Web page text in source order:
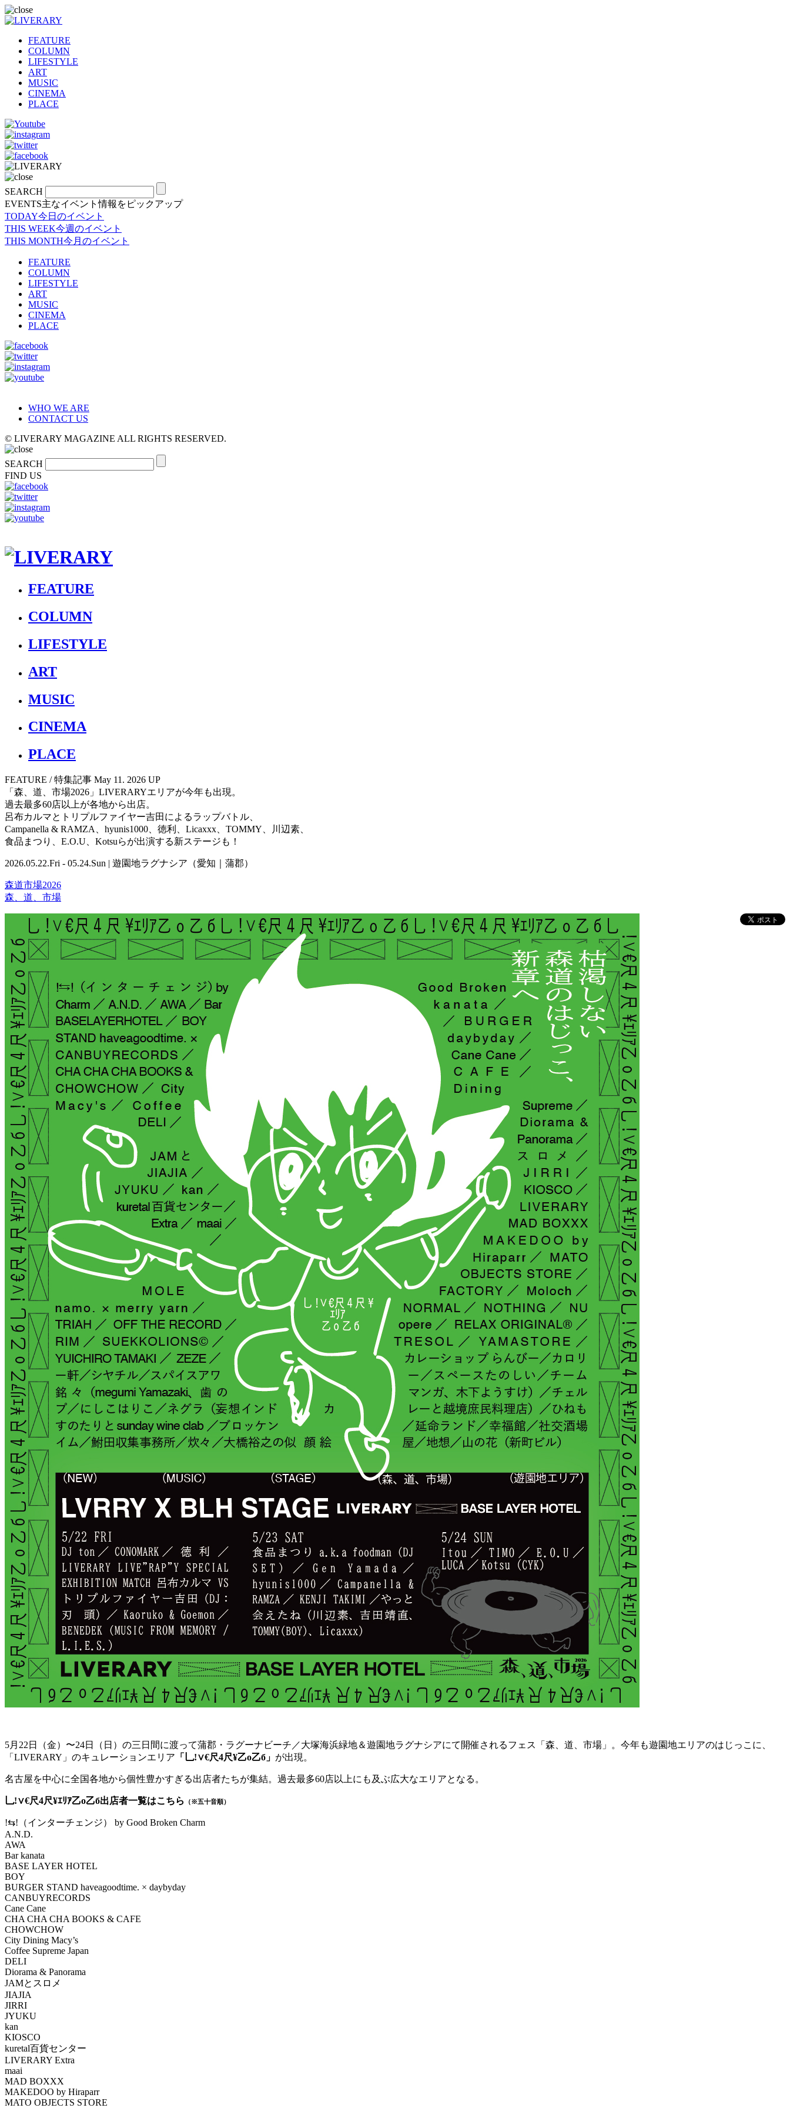
FEATURE
COLUMN
LIFESTYLE
ART
MUSIC
CINEMA
PLACE
SEARCH
EVENTS主なイベント情報をピックアップ
TODAY今日のイベント
THIS WEEK今週のイベント
THIS MONTH今月のイベント
FEATURE
COLUMN
LIFESTYLE
ART
MUSIC
CINEMA
PLACE
WHO WE ARE
CONTACT US
© LIVERARY MAGAZINE ALL RIGHTS RESERVED.
SEARCH
FIND US
FEATURE
COLUMN
LIFESTYLE
ART
MUSIC
CINEMA
PLACE
FEATURE / 特集記事 May 11. 2026 UP
「森、道、市場2026」LIVERARYエリアが今年も出現。
過去最多60店以上が各地から出店。
呂布カルマとトリプルファイヤー吉田によるラップバトル、
Campanella & RAMZA、hyunis1000、徳利、Licaxxx、TOMMY、川辺素、
食品まつり、E.O.U、Kotsuらが出演する新ステージも！
2026.05.22.Fri - 05.24.Sun | 遊園地ラグナシア（愛知｜蒲郡）
森道市場2026
森、道、市場
5月22日（金）〜24日（日）の三日間に渡って蒲郡・ラグーナビーチ／大塚海浜緑地＆遊園地ラグナシアにて開催されるフェス「森、道、市場」。今年も遊園地エリアのはじっこに、
「LIVERARY」のキュレーションエリア 「乚!∨€尺4尺¥乙o乙б」 が出現。
名古屋を中心に全国各地から個性豊かすぎる出店者たちが集結。過去最多60店以上にも及ぶ広大なエリアとなる。
乚!∨€尺4尺¥ｴﾘｱ乙o乙б出店者一覧はこちら （※五十音順）
!⇆!（インターチェンジ） by Good Broken Charm
A.N.D.
AWA
Bar kanata
BASE LAYER HOTEL
BOY
BURGER STAND haveagoodtime. × daybyday
CANBUYRECORDS
Cane Cane
CHA CHA CHA BOOKS & CAFE
CHOWCHOW
City Dining Macy’s
Coffee Supreme Japan
DELI
Diorama & Panorama
JAMとスロメ
JIAJIA
JIRRI
JYUKU
kan
KIOSCO
kuretal百貨センター
LIVERARY Extra
maai
MAD BOXXX
MAKEDOO by Hiraparr
MATO OBJECTS STORE